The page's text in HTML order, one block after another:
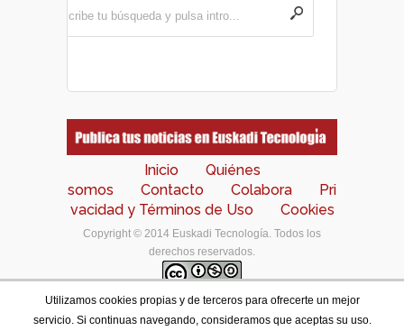
Inicio
Quiénes
somos
Contacto Colabora
Pri
vacidad y Términos de Uso
Cookies
Copyright © 2014 Euskadi Tecnología. Todos los
derechos reservados.
Los contenidos de este portal están bajo unalicencia
de Creative Commons Reconocimiento-NoComercial-
Utilizamos cookies propias y de terceros para ofrecerte un mejor
servicio. Si continuas navegando, consideramos que aceptas su uso.